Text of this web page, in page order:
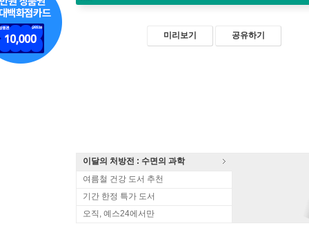
미리보기 공유하기
이달의 처방전 : 수면의 과학
여름철 건강 도서 추천
기간 한정 특가 도서
오직, 예스24에서만